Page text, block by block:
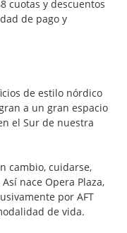
cuotas y descuentos
de pago y
de estilo nórdico
a un gran espacio
el Sur de nuestra
cambio, cuidarse,
nace Opera Plaza,
por AFT
de vida.